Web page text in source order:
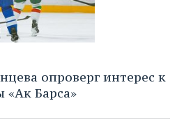
опроверг интерес к
«Ак Барса»